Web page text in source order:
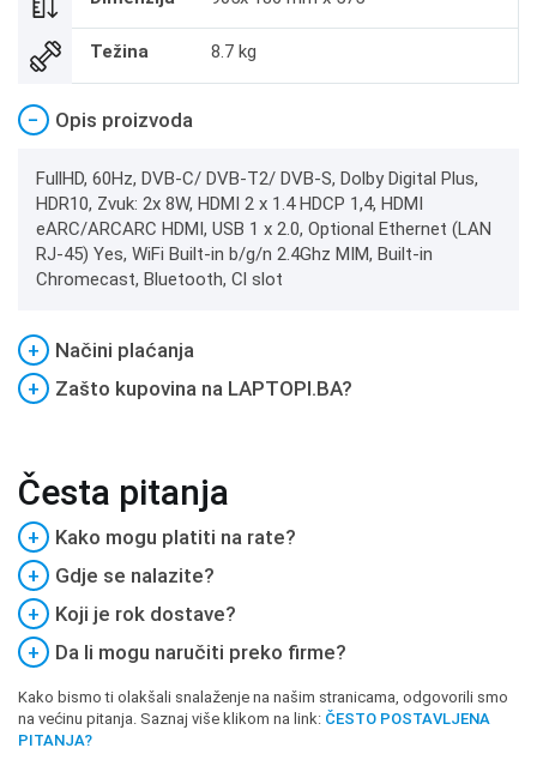
Težina 8.7 kg
− Opis proizvoda
FullHD, 60Hz, DVB-C/ DVB-T2/ DVB-S, Dolby Digital Plus,
HDR10, Zvuk: 2x 8W, HDMI 2 x 1.4 HDCP 1,4, HDMI
eARC/ARCARC HDMI, USB 1 x 2.0, Optional Ethernet (LAN
RJ-45) Yes, WiFi Built-in b/g/n 2.4Ghz MIM, Built-in
Chromecast, Bluetooth, Cl slot
+
Načini plaćanja
+
Zašto kupovina na LAPTOPI.BA?
Česta pitanja
+
Kako mogu platiti na rate?
+
Gdje se nalazite?
+
Koji je rok dostave?
+
Da li mogu naručiti preko firme?
Kako bismo ti olakšali snalaženje na našim stranicama, odgovorili smo
na većinu pitanja. Saznaj više klikom na link: ČESTO POSTAVLJENA
PITANJA?